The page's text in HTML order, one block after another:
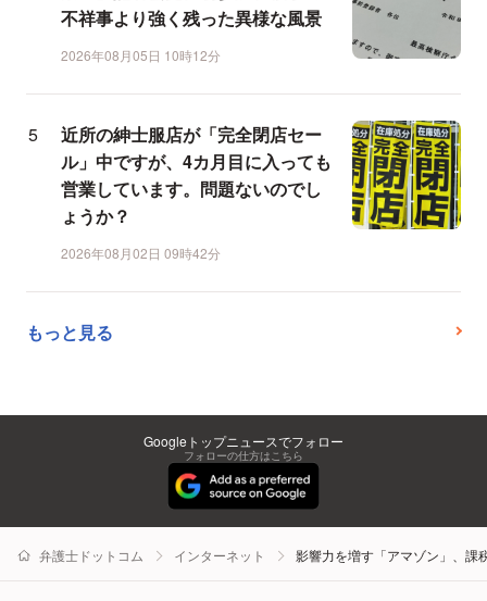
不祥事より強く残った異様な風景
2026年08月05日 10時12分
近所の紳士服店が「完全閉店セー
ル」中ですが、4カ月目に入っても
営業しています。問題ないのでし
ょうか？
2026年08月02日 09時42分
もっと見る
Googleトップニュースでフォロー
フォローの仕方はこちら
弁護士ドットコム インターネット 影響力を増す「アマゾン」、課